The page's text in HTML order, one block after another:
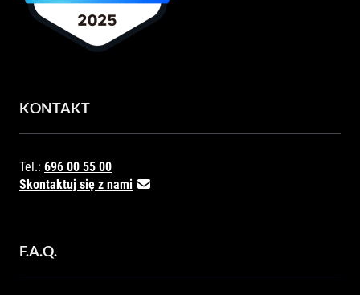
KONTAKT
Tel.: 696 00 55 00
Skontaktuj się z nami
F.A.Q.